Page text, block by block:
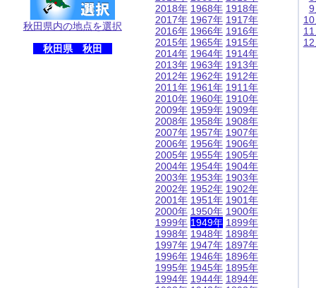
秋田県内の地点を選択
秋田県 秋田
2018年
2017年
2016年
2015年
2014年
2013年
2012年
2011年
2010年
2009年
2008年
2007年
2006年
2005年
2004年
2003年
2002年
2001年
2000年
1999年
1998年
1997年
1996年
1995年
1994年
1968年
1967年
1966年
1965年
1964年
1963年
1962年
1961年
1960年
1959年
1958年
1957年
1956年
1955年
1954年
1953年
1952年
1951年
1950年
1949年
1948年
1947年
1946年
1945年
1944年
1918年
1917年
1916年
1915年
1914年
1913年
1912年
1911年
1910年
1909年
1908年
1907年
1906年
1905年
1904年
1903年
1902年
1901年
1900年
1899年
1898年
1897年
1896年
1895年
1894年